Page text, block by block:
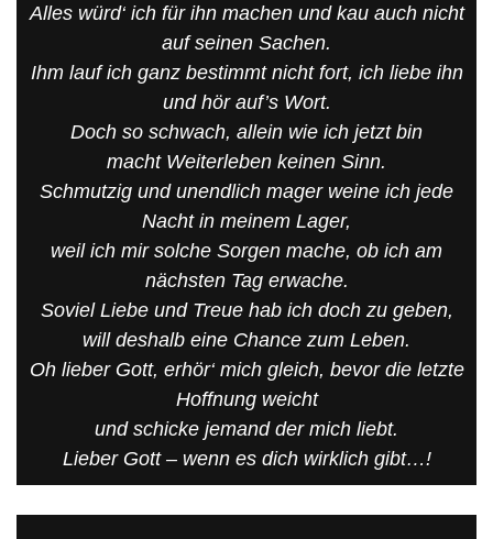
Alles würd‘ ich für ihn machen und kau auch nicht
auf seinen Sachen.
Ihm lauf ich ganz bestimmt nicht fort, ich liebe ihn
und hör auf’s Wort.
Doch so schwach, allein wie ich jetzt bin
macht Weiterleben keinen Sinn.
Schmutzig und unendlich mager weine ich jede
Nacht in meinem Lager,
weil ich mir solche Sorgen mache, ob ich am
nächsten Tag erwache.
Soviel Liebe und Treue hab ich doch zu geben,
will deshalb eine Chance zum Leben.
Oh lieber Gott, erhör‘ mich gleich, bevor die letzte
Hoffnung weicht
und schicke jemand der mich liebt.
Lieber Gott – wenn es dich wirklich gibt…!